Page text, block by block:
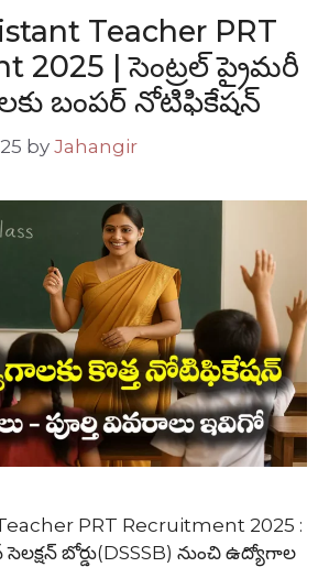
Teacher PRT
2025 | సెంట్రల్ ప్రైమరీ
బంపర్ నోటిఫికేషన్
by Jahangir
PRT Recruitment 2025 :
బోర్డు(DSSSB) నుంచి ఉద్యోగాల